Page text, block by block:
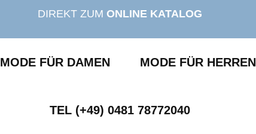
DIREKT ZUM ONLINE KATALOG
MODE FÜR DAMEN MODE FÜR HERREN
TEL (+49) 0481 78772040